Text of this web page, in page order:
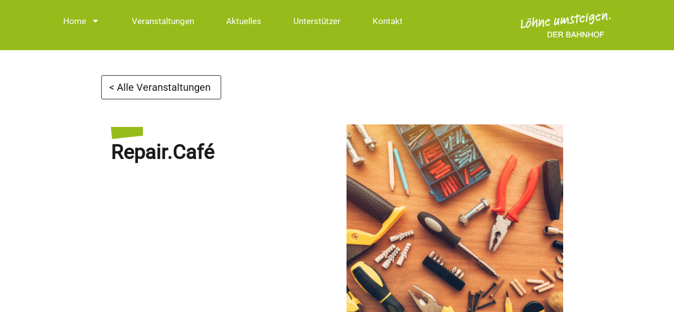
Home Veranstaltungen Aktuelles Unterstützer Kontakt
< Alle Veranstaltungen
Repair.Café